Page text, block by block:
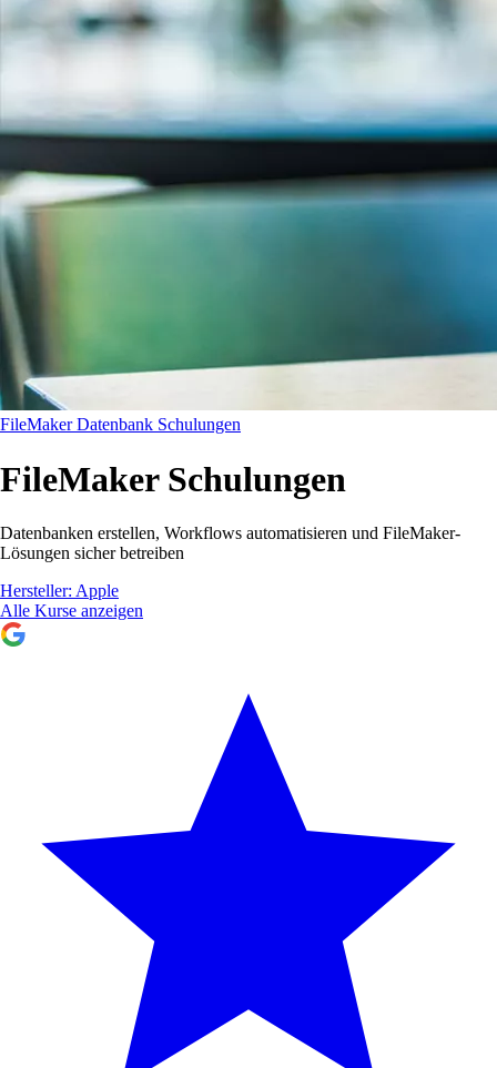
FileMaker Datenbank Schulungen
FileMaker Schulungen
Datenbanken erstellen, Workflows automatisieren und FileMaker-
Lösungen sicher betreiben
Hersteller: Apple
Alle Kurse anzeigen